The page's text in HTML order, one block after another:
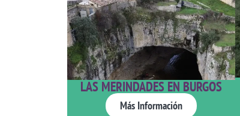
LAS MERINDADES EN BURGOS
Más Información